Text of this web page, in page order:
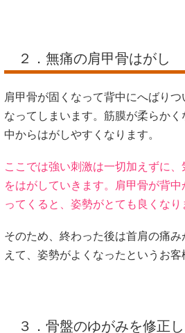
２．無痛の肩甲骨はがし
肩甲骨が固くなって背中にへばりつ
なってしまいます。筋膜が柔らか
中からはがしやすくなります。
ここでは強い刺激は一切加えずに
をはがしていきます。肩甲骨が背
ってくると、姿勢がとても良くなり
そのため、終わった後は首肩の痛
えて、姿勢がよくなったというお客
３．骨盤のゆがみを修正